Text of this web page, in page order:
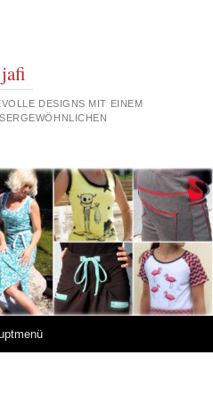
jafi
DESIGNS MIT EINEM